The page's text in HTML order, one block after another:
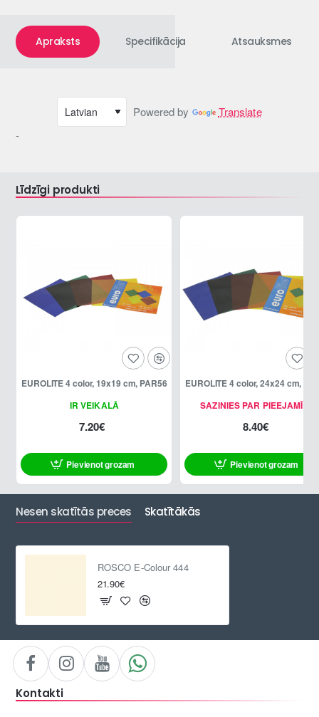
Apraksts Specifikācija Atsauksmes
Powered by
Translate
-
Līdzīgi produkti
IR VEIKALĀ
EUROLITE 4 color, 19x19 cm, PAR56
7.20€
Pievienot grozam
SAZINIES PAR PIEEJAMĪBU
EUROLITE 4 color, 24x24 cm,
8.40€
Pievienot grozam
Nesen skatītās preces Skatītākās
ROSCO E-Colour 444
21.90€
Kontakti